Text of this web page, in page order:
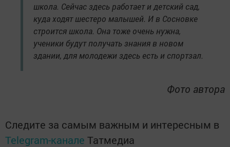
школа. Сейчас здесь работает и детский сад,
куда ходят шестеро малышей. И в Сосновке
строится школа. Она тоже очень нужна,
ученики будут получать знания в новом
здании, для молодежи здесь есть и спортзал.
Фото автора
Следите за самым важным и интересным в
Telegram-канале Татмедиа